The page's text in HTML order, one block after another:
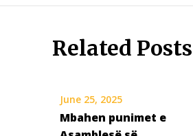
Related Posts
June 25, 2025
Mbahen punimet e